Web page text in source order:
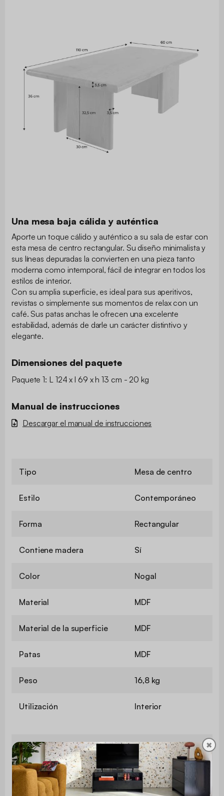
Una mesa baja cálida y auténtica
Aporte un toque cálido y auténtico a su sala de estar con
esta mesa de centro rectangular. Su diseño minimalista y
sus líneas depuradas la convierten en una pieza tanto
moderna como intemporal, fácil de integrar en todos los
estilos de interior.
Con su amplia superficie, es ideal para sus aperitivos,
revistas o simplemente sus momentos de relax con un
café. Sus patas anchas le ofrecen una excelente
estabilidad, además de darle un carácter distintivo y
elegante.
Dimensiones del paquete
Paquete 1: L 124 x l 69 x h 13 cm - 20 kg
Manual de instrucciones
Descargar el manual de instrucciones
Tipo Mesa de centro
Estilo Contemporáneo
Forma Rectangular
Contiene madera Sí
Color Nogal
Material MDF
Material de la superficie MDF
Patas MDF
Peso 16,8 kg
Utilización Interior
Uso Uso doméstico solamente
Garantía 3 años
✖